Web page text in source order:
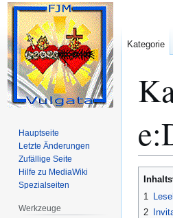
Zur
Zur
1
2
Kategorie
Hauptseite
Letzte Änderungen
Zufällige Seite
Hilfe zu MediaWiki
Spezialseiten
Werkzeuge